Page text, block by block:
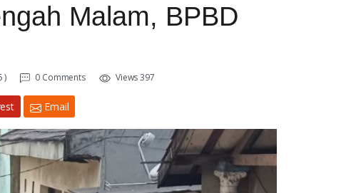
Malam, BPBD
) 0 Comments Views 397
Email